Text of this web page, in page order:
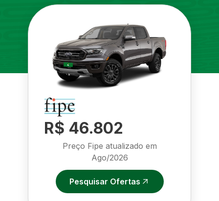
R$ 46.802
Preço Fipe atualizado em
Ago/2026
Pesquisar Ofertas